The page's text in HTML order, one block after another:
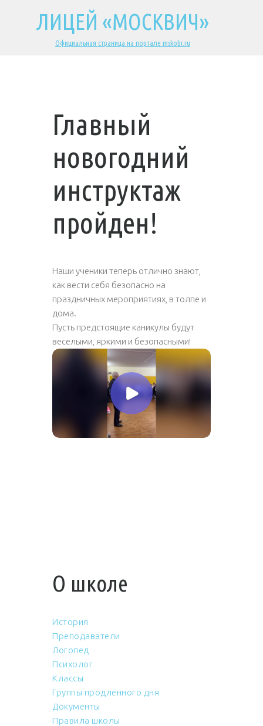
ЛИЦЕЙ «МОСКВИЧ»
Официальная страница на портале mskobr.ru
Главный
новогодний
инструктаж
пройден!
Наши ученики теперь отлично знают,
как вести себя безопасно на
праздничных мероприятиях, в толпе и
дома.
Пусть предстоящие каникулы будут
весёлыми, яркими и безопасными!
О школе
История
Преподаватели
Логопед
Психолог
Классы
Группы продлённого дня
Документы
Правила школы